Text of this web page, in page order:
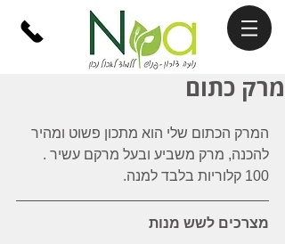
מרק כתום
המרק הכתום שלי הוא מתכון פשוט ומהיר
להכנה, מרק משביע ובעל מרקם עשיר .
100 קלוריות בלבד למנה.
מצרכים לשש מנות